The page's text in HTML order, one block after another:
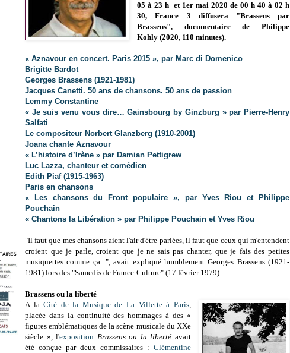
05 à 23 h et 1er mai 2020 de 00 h 40 à 02 h
30, France 3 diffusera "Brassens par
Brassens", documentaire de Philippe
Kohly(2020, 110 minutes).
« Aznavour en concert. Paris 2015 », par Marc di Domenico
Brigitte Bardot
Georges Brassens (1921-1981)
Jacques Canetti. 50 ans de chansons. 50 ans de passion
Lemmy Constantine
« Je suis venu vous dire… Gainsbourg by Ginzburg » par Pierre-Henry
Salfati
Le compositeur Norbert Glanzberg (1910-2001)
Joana chante Aznavour
« L’histoire d’Irène » par Damian Pettigrew
Luc Lazza, chanteur et comédien
Edith Piaf (1915-1963)
Paris en chansons
« Les chansons du Front populaire », par Yves Riou et Philippe
Pouchain
« Chantons la Libération » par Philippe Pouchain et Yves Riou
"Il faut que mes chansons aient l'air d'être parlées, il faut que ceux qui m'entendent
croient que je parle, croient que je ne sais pas chanter, que je fais des petites
musiquettes comme ça...", avait expliqué humblement Georges Brassens (1921-
1981) lors des "Samedis de France-Culture" (17 février 1979)
Brassens ou la liberté
A laCité de la Musique de La Villette à Paris,
placée dans la continuité des hommages à des «
figures emblématiques de la scène musicale du XXe
siècle », l'exposition Brassens ou la liberté avait
été conçue par deux commissaires : Clémentine